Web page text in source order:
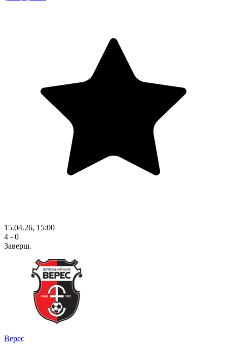
15.04.26, 15:00
4 - 0
Заверш.
Верес